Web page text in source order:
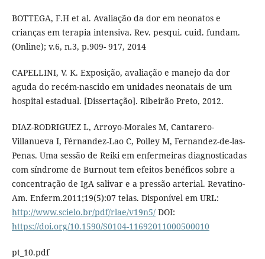
BOTTEGA, F.H et al. Avaliação da dor em neonatos e
crianças em terapia intensiva. Rev. pesqui. cuid. fundam.
(Online); v.6, n.3, p.909- 917, 2014
CAPELLINI, V. K. Exposição, avaliação e manejo da dor
aguda do recém-nascido em unidades neonatais de um
hospital estadual. [Dissertação]. Ribeirão Preto, 2012.
DIAZ-RODRIGUEZ L, Arroyo-Morales M, Cantarero-
Villanueva I, Férnandez-Lao C, Polley M, Fernandez-de-las-
Penas. Uma sessão de Reiki em enfermeiras diagnosticadas
com síndrome de Burnout tem efeitos benéficos sobre a
concentração de IgA salivar e a pressão arterial. Revatino-
Am. Enferm.2011;19(5):07 telas. Disponível em URL:
http://www.scielo.br/pdf/rlae/v19n5/DOI:
https://doi.org/10.1590/S0104-11692011000500010
pt_10.pdf